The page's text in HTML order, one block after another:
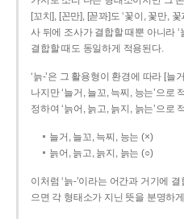
[꼬치], [꼰만], [꼳꽈]도 ‘꽃이, 꽃만,
사 뒤에 조사가 결합할 때뿐 아니라
결합할 때도 동일하게 적용된다.
‘늙-’은 그 활용형이 환경에 따라 [늘
나지만 ‘늘거, 늘꼬, 늑찌, 능는’으로
정하여 ‘늙어, 늙고, 늙지, 늙는’으로
늘거, 늘꼬, 늑찌, 능는 (×)
늙어, 늙고, 늙지, 늙는 (○)
이처럼 ‘늙-­’이라는 어간과 거기에
으면 각 형태소가 지닌 뜻을 분명하